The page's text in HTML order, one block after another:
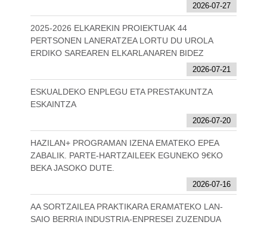
2026-07-27
2025-2026 ELKAREKIN PROIEKTUAK 44
PERTSONEN LANERATZEA LORTU DU UROLA
ERDIKO SAREAREN ELKARLANAREN BIDEZ
2026-07-21
ESKUALDEKO ENPLEGU ETA PRESTAKUNTZA
ESKAINTZA
2026-07-20
HAZILAN+ PROGRAMAN IZENA EMATEKO EPEA
ZABALIK. PARTE-HARTZAILEEK EGUNEKO 9€KO
BEKA JASOKO DUTE.
2026-07-16
AA SORTZAILEA PRAKTIKARA ERAMATEKO LAN-
SAIO BERRIA INDUSTRIA-ENPRESEI ZUZENDUA